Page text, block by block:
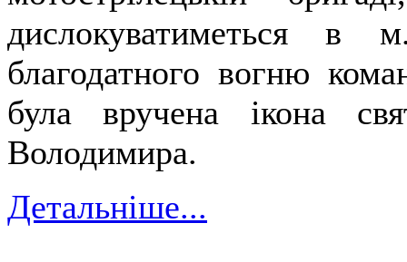
дислокуватиметься в
благодатного вогню
була вручена ікона
Володимира.
Детальніше...